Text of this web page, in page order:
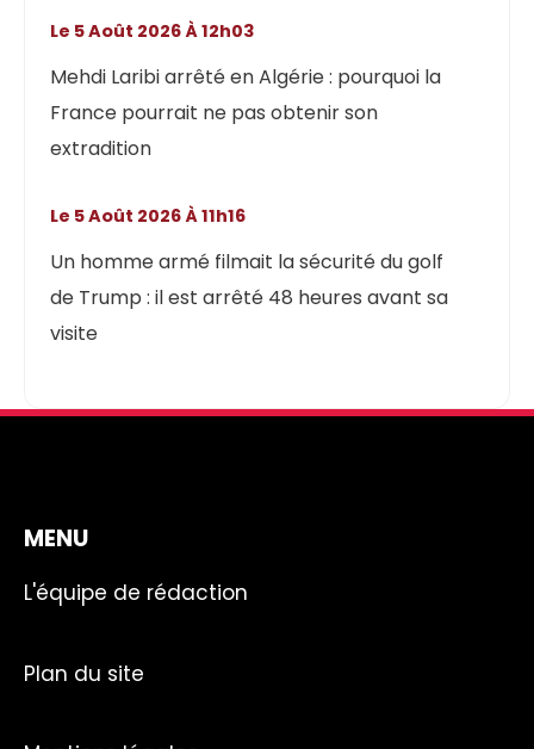
Mehdi Laribi arrêté en Algérie : pourquoi la
France pourrait ne pas obtenir son
extradition
Le 5 Août 2026 À 12h03
Un homme armé filmait la sécurité du golf
de Trump : il est arrêté 48 heures avant sa
visite
Le 5 Août 2026 À 11h16
MENU
L'équipe de rédaction
Plan du site